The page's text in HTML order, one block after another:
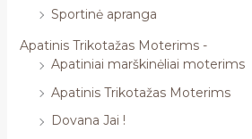
Sportinė apranga
Apatinis Trikotažas Moterims -
Apatiniai marškinėliai moterims
Apatinis Trikotažas Moterims
Dovana Jai !